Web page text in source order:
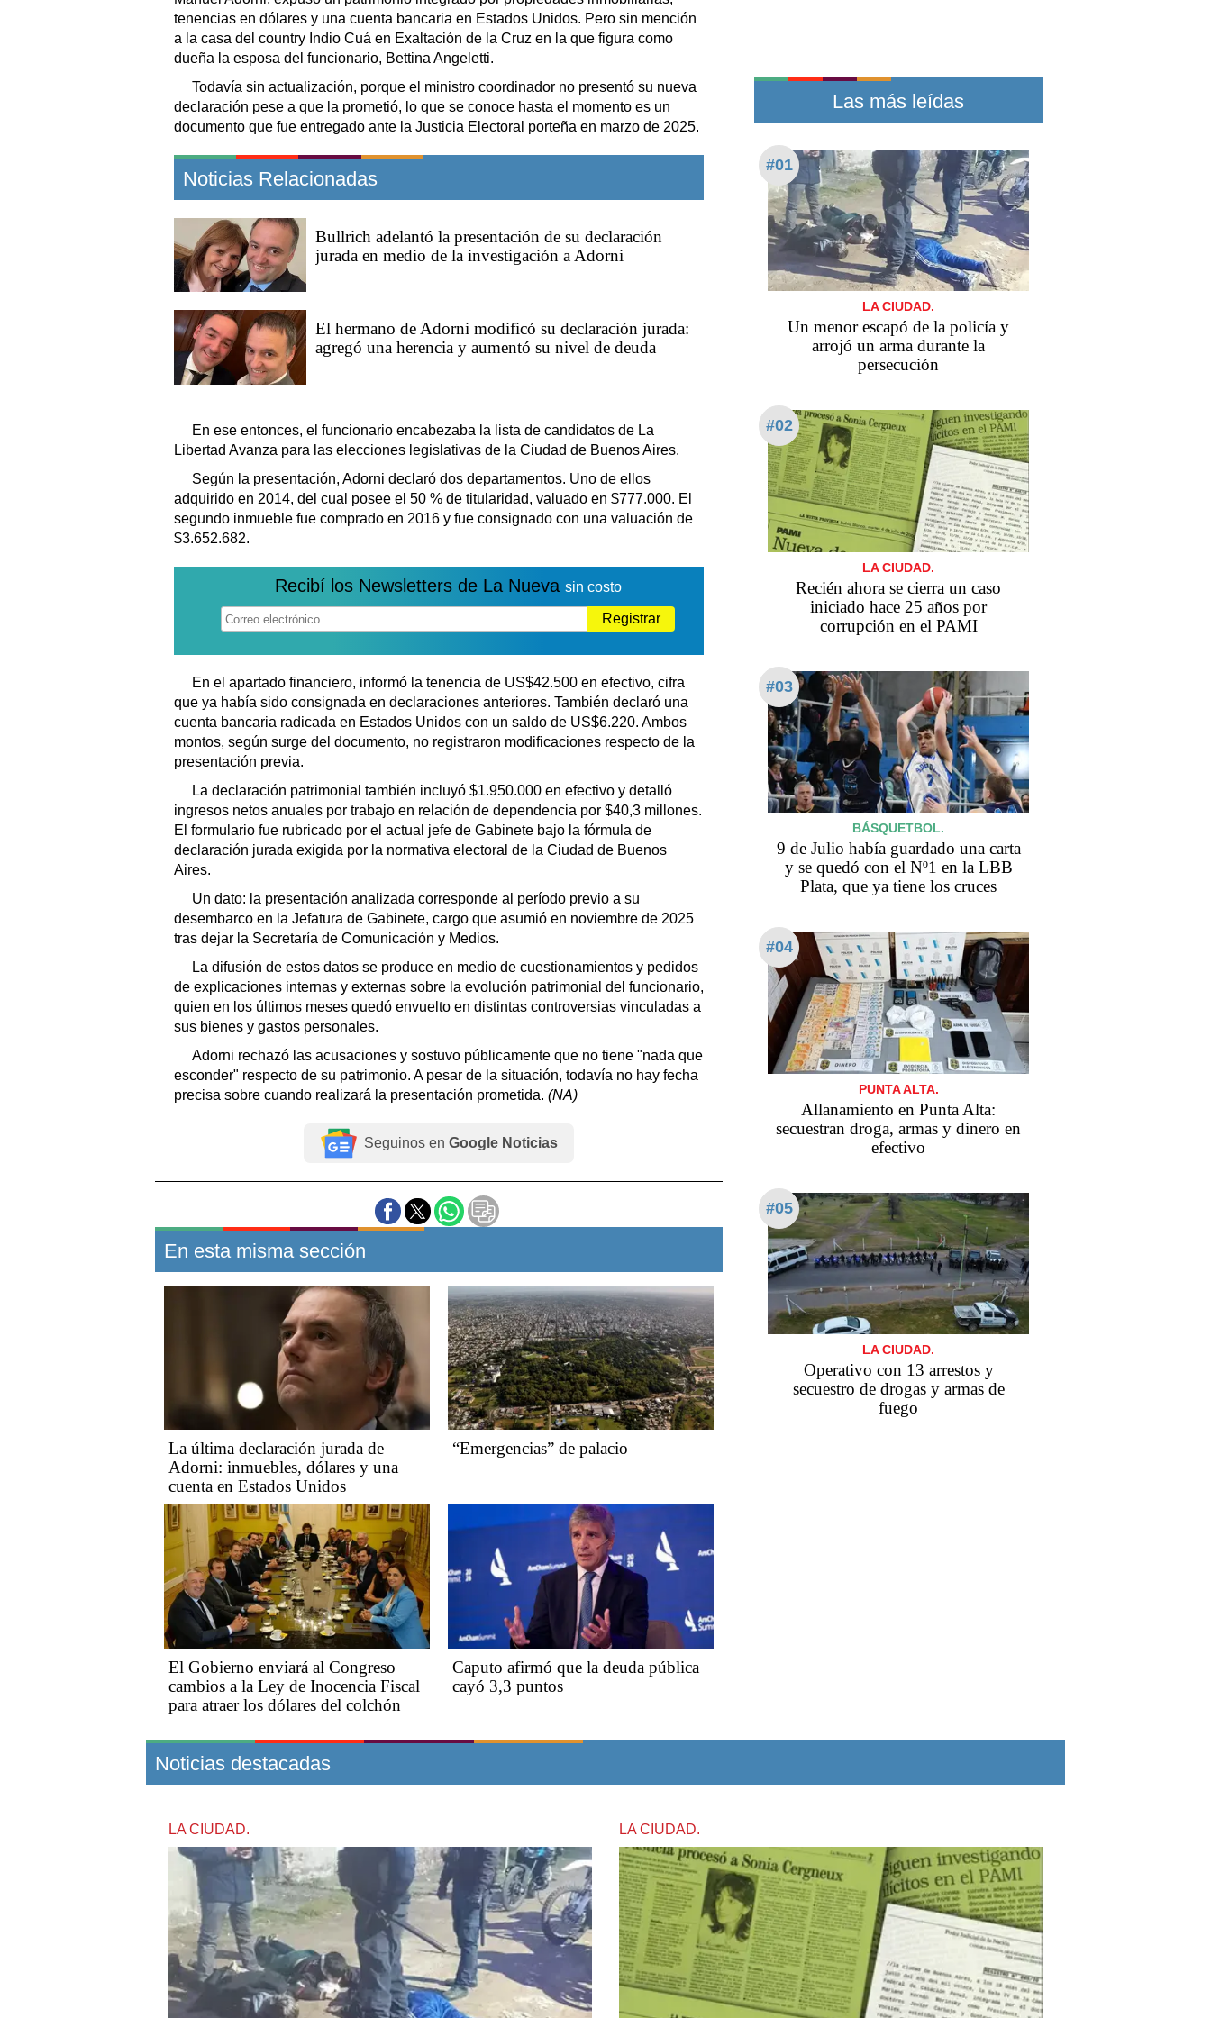
Teléfonos de urgencia
tenencias en dólares y una cuenta bancaria en Estados Unidos. Pero sin mención
a la casa del country Indio Cuá en Exaltación de la Cruz en la que figura como
dueña la esposa del funcionario, Bettina Angeletti.
Todavía sin actualización, porque el ministro coordinador no presentó su nueva
declaración pese a que la prometió, lo que se conoce hasta el momento es un
documento que fue entregado ante la Justicia Electoral porteña en marzo de 2025.
Noticias Relacionadas
Bullrich adelantó la presentación de su declaración
jurada en medio de la investigación a Adorni
El hermano de Adorni modificó su declaración jurada:
agregó una herencia y aumentó su nivel de deuda
En ese entonces, el funcionario encabezaba la lista de candidatos de La
Libertad Avanza para las elecciones legislativas de la Ciudad de Buenos Aires.
Según la presentación, Adorni declaró dos departamentos. Uno de ellos
adquirido en 2014, del cual posee el 50 % de titularidad, valuado en $777.000. El
segundo inmueble fue comprado en 2016 y fue consignado con una valuación de
$3.652.682.
Recibí los Newsletters de La Nueva sin costo
Registrar
En el apartado financiero, informó la tenencia de US$42.500 en efectivo, cifra
que ya había sido consignada en declaraciones anteriores. También declaró una
cuenta bancaria radicada en Estados Unidos con un saldo de US$6.220. Ambos
montos, según surge del documento, no registraron modificaciones respecto de la
presentación previa.
La declaración patrimonial también incluyó $1.950.000 en efectivo y detalló
ingresos netos anuales por trabajo en relación de dependencia por $40,3 millones.
El formulario fue rubricado por el actual jefe de Gabinete bajo la fórmula de
declaración jurada exigida por la normativa electoral de la Ciudad de Buenos
Aires.
Un dato: la presentación analizada corresponde al período previo a su
desembarco en la Jefatura de Gabinete, cargo que asumió en noviembre de 2025
tras dejar la Secretaría de Comunicación y Medios.
La difusión de estos datos se produce en medio de cuestionamientos y pedidos
de explicaciones internas y externas sobre la evolución patrimonial del funcionario,
quien en los últimos meses quedó envuelto en distintas controversias vinculadas a
sus bienes y gastos personales.
Adorni rechazó las acusaciones y sostuvo públicamente que no tiene "nada que
esconder" respecto de su patrimonio. A pesar de la situación, todavía no hay fecha
precisa sobre cuando realizará la presentación prometida. (NA)
Seguinos en Google Noticias
En esta misma sección
La última declaración jurada de
Adorni: inmuebles, dólares y una
cuenta en Estados Unidos
“Emergencias” de palacio
El Gobierno enviará al Congreso
cambios a la Ley de Inocencia Fiscal
para atraer los dólares del colchón
Caputo afirmó que la deuda pública
cayó 3,3 puntos
Las más leídas
#01
LA CIUDAD.
Un menor escapó de la policía y
arrojó un arma durante la
persecución
#02
LA CIUDAD.
Recién ahora se cierra un caso
iniciado hace 25 años por
corrupción en el PAMI
#03
BÁSQUETBOL.
9 de Julio había guardado una carta
y se quedó con el Nº1 en la LBB
Plata, que ya tiene los cruces
#04
PUNTA ALTA.
Allanamiento en Punta Alta:
secuestran droga, armas y dinero en
efectivo
#05
LA CIUDAD.
Operativo con 13 arrestos y
secuestro de drogas y armas de
fuego
Noticias destacadas
LA CIUDAD. LA CIUDAD.